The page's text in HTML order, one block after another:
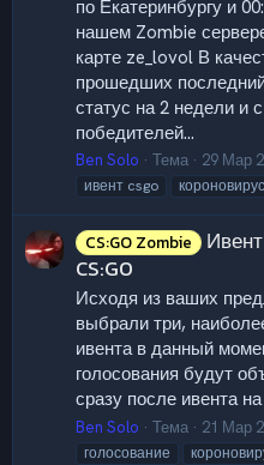
по Екатеринбургу и
нашем Zombie
карте ze_lovol В
прошедших
статус на 2 недели и
победителей...
Ben Solo Тема 29 Мар
ивент csgo
короновирус
CS:GO Zombie
CS:GO
Исходя из ваших
выбрали три,
ивента в данный
голосования будут
сразу после ивента
Ben Solo Тема 21 Мар
голосование